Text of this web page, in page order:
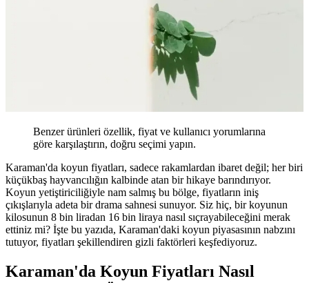
Benzer ürünleri özellik, fiyat ve kullanıcı yorumlarına
göre karşılaştırın, doğru seçimi yapın.
Karaman'da koyun fiyatları, sadece rakamlardan ibaret değil; her biri
küçükbaş hayvancılığın kalbinde atan bir hikaye barındırıyor.
Koyun yetiştiriciliğiyle nam salmış bu bölge, fiyatların iniş
çıkışlarıyla adeta bir drama sahnesi sunuyor. Siz hiç, bir koyunun
kilosunun 8 bin liradan 16 bin liraya nasıl sıçrayabileceğini merak
ettiniz mi? İşte bu yazıda, Karaman'daki koyun piyasasının nabzını
tutuyor, fiyatları şekillendiren gizli faktörleri keşfediyoruz.
Karaman'da Koyun Fiyatları Nasıl